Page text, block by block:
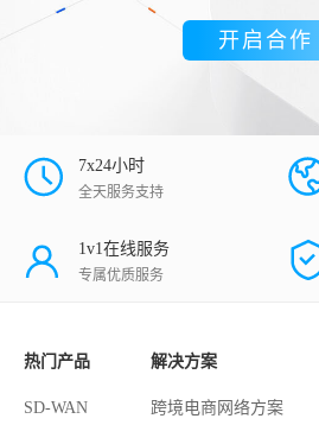
开启合作
7x24小时
全天服务支持
1v1在线服务
专属优质服务
热门产品
SD-WAN
解决方案
跨境电商网络方案